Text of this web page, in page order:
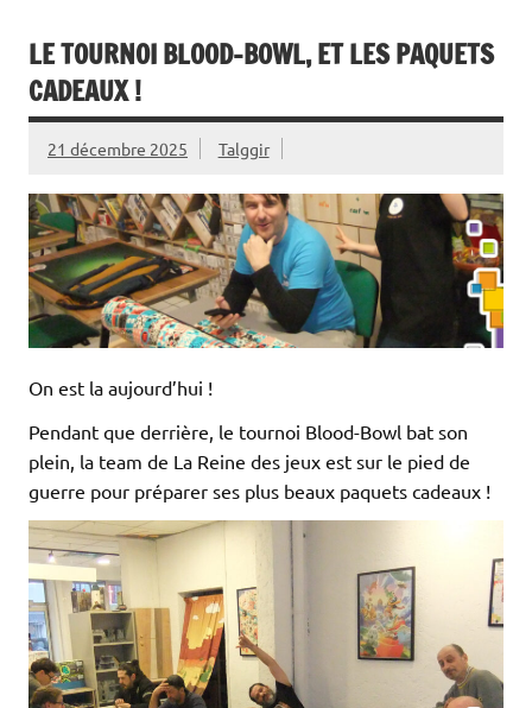
LE TOURNOI BLOOD-BOWL, ET LES PAQUETS
CADEAUX !
21 décembre 2025 Talggir
On est la aujourd’hui !
Pendant que derrière, le tournoi Blood-Bowl bat son
plein, la team de La Reine des jeux est sur le pied de
guerre pour préparer ses plus beaux paquets cadeaux !